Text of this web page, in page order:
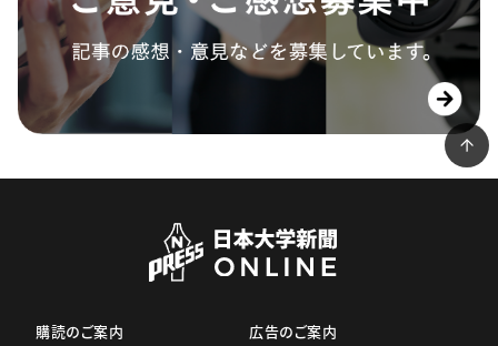
購読のご案内 広告のご案内